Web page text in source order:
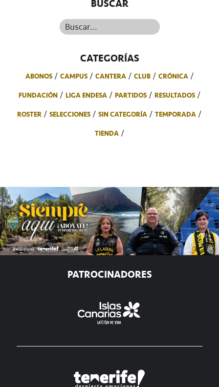
BUSCAR
Buscar...
CATEGORÍAS
ABONOS CAMPUS CANTERA CLUB
CRÓNICA
FUNDACIÓN
LIGA ENDESA PARTIDOS
RESULTADOS
ROSTER
SELECCIONES SIN CATEGORÍA
TEMPORADA
TIENDA
PATROCINADORES